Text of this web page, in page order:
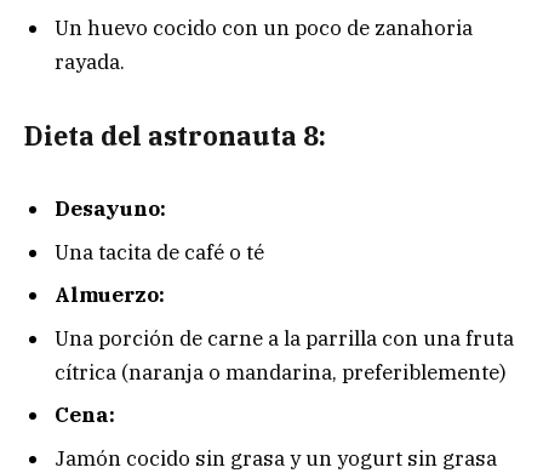
Un huevo cocido con un poco de zanahoria
rayada.
Dieta del astronauta 8:
Desayuno:
Una tacita de café o té
Almuerzo:
Una porción de carne a la parrilla con una fruta
cítrica (naranja o mandarina, preferiblemente)
Cena:
Jamón cocido sin grasa y un yogurt sin grasa